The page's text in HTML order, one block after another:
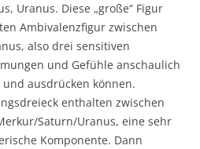
Uranus. Diese „große“ Figur
Ambivalenzfigur zwischen
also drei sensitiven
und Gefühle anschaulich
ausdrücken können.
enthalten zwischen
Saturn/Uranus, eine sehr
Komponente. Dann